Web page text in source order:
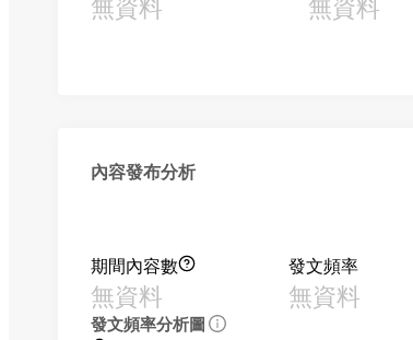
無資料 無資料
內容發布分析
期間內容數
無資料
發文頻率
無資料
發文頻率分析圖